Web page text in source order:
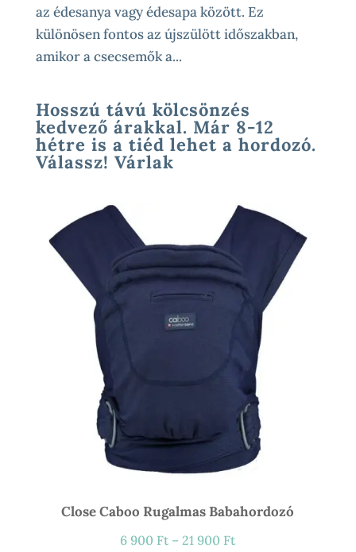
az édesanya vagy édesapa között. Ez
különösen fontos az újszülött időszakban,
amikor a csecsemők a...
Hosszú távú kölcsönzés
kedvező árakkal. Már 8-12
hétre is a tiéd lehet a hordozó.
Válassz! Várlak
Close Caboo Rugalmas Babahordozó
6 900 Ft – 21 900 FtÁrtartomány: